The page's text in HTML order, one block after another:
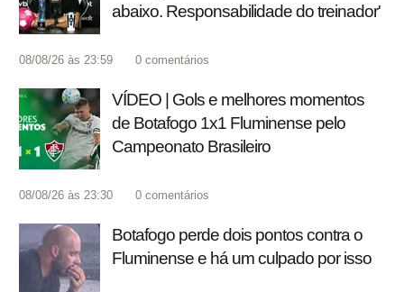
abaixo. Responsabilidade do treinador'
08/08/26 às 23:59 0 comentários
VÍDEO | Gols e melhores momentos
de Botafogo 1x1 Fluminense pelo
Campeonato Brasileiro
08/08/26 às 23:30 0 comentários
Botafogo perde dois pontos contra o
Fluminense e há um culpado por isso